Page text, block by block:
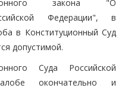
закона "О
Федерации", в
в Конституционный Суд
допустимой.
Суда Российской
окончательно и